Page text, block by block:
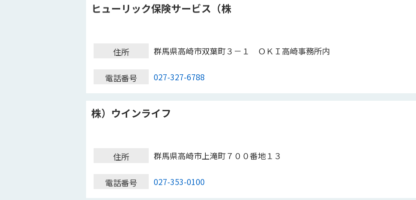
ヒューリック保険サービス（株
住所 群馬県高崎市双葉町３－１ ＯＫＩ高崎事務所内
電話番号 027-327-6788
株）ウインライフ
住所 群馬県高崎市上滝町７００番地１３
電話番号 027-353-0100